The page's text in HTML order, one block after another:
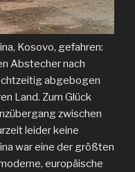
Kosovo, gefahren:
Abstecher nach
abgebogen
Land. Zum Glück
zwischen
leider keine
war eine der größten
europäische